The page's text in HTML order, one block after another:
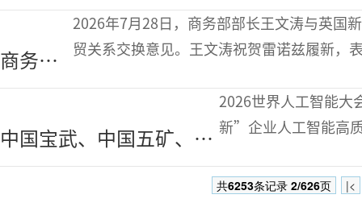
钢集团党委
书记、董事
长
实上级部署，
商务部
回应敬
事宜
2026年7月28日，商务部部长王文涛与英国
贸关系交换意见。王文涛祝贺雷诺兹履新，
中国宝武、中国五矿、中
国钢研……第二批央企人
工智能战略性高价值场景
2026世界人工智能大
新”企业人工智能高
区”2.0，启动国资央|<
共6253条记录 2/626页